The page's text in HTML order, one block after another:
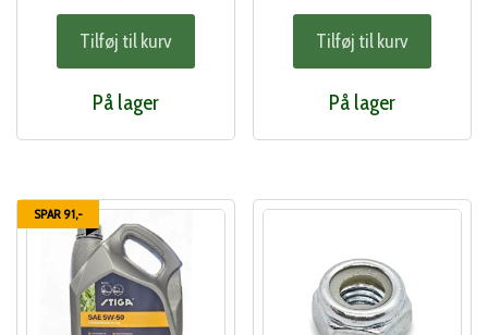
Tilføj til kurv
På lager
oprindelige
pris
var:
60,00 kr..
Tilføj til kurv
På lager
SPAR 91,-